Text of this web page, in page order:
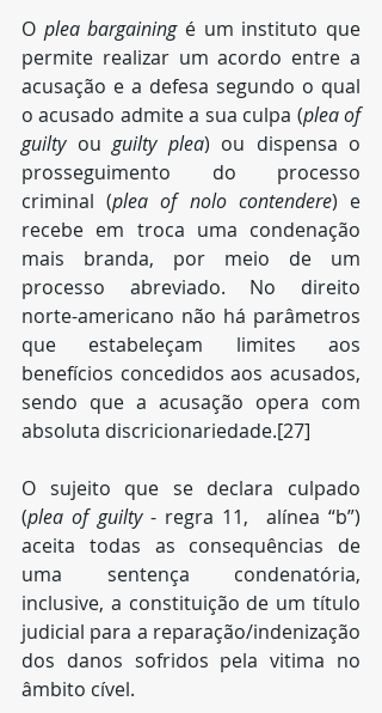
O plea bargaining é um instituto que
permite realizar um acordo entre a
acusação e a defesa segundo o qual
o acusado admite a sua culpa (plea of
guilty ou guilty plea) ou dispensa o
prosseguimento do processo
criminal (plea of nolo contendere) e
recebe em troca uma condenação
mais branda, por meio de um
processo abreviado. No direito
norte-americano não há parâmetros
que estabeleçam limites aos
benefícios concedidos aos acusados,
sendo que a acusação opera com
absoluta discricionariedade.[27]
O sujeito que se declara culpado
(plea of guilty - regra 11,  alínea “b”)
aceita todas as consequências de
uma sentença condenatória,
inclusive, a constituição de um título
judicial para a reparação/indenização
dos danos sofridos pela vitima no
âmbito cível.